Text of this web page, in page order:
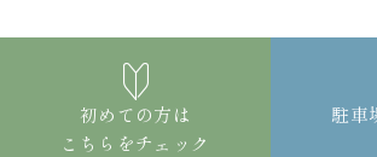
初めての方は
こちらをチェック
駐車